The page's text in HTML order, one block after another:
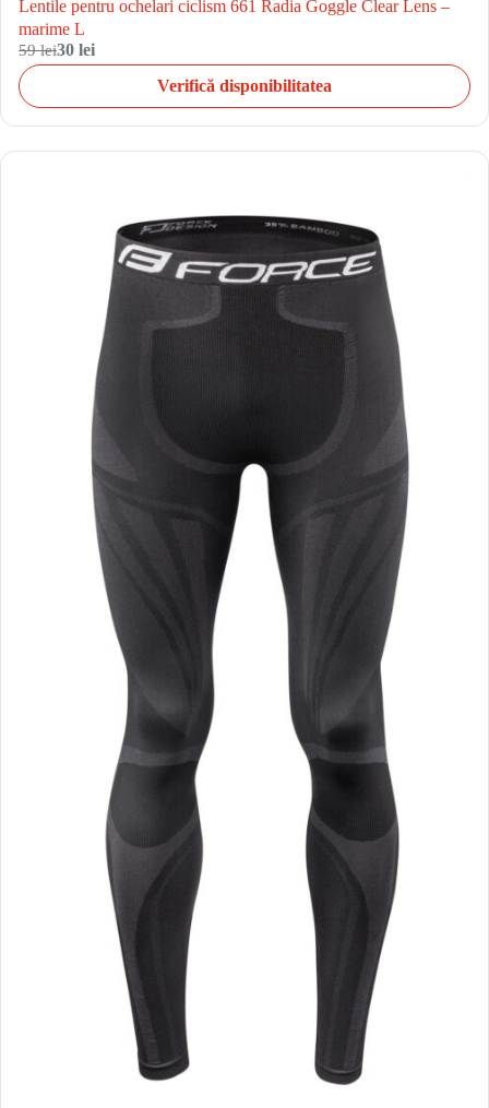
Lentile pentru ochelari ciclism 661 Radia Goggle Clear Lens –
marime L
59 lei30 lei
Verifică disponibilitatea